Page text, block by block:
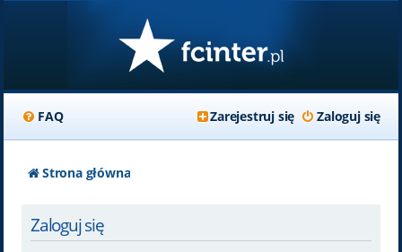
FAQ Zaloguj się
Zarejestruj się
Strona główna
Zaloguj się